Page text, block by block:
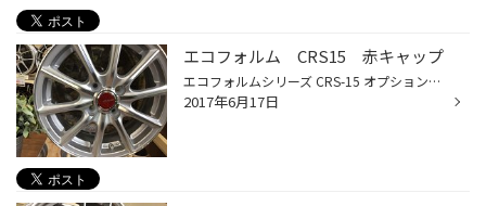
エコフォルム CRS15 赤キャップ
エコフォルムシリーズ CRS-15 オプションのカラーセンターキャップ レッド装着のサンプルです。 スポーティーなイメージの赤キャップ！ おクルマのイメージチェンジにオススメです。
2017年6月17日